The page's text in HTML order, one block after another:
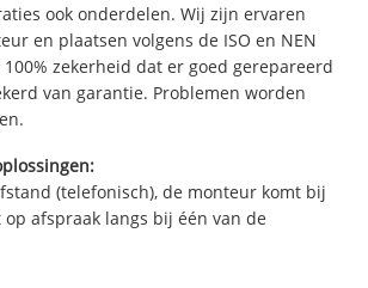
ook onderdelen. Wij zijn ervaren
en plaatsen volgens de ISO en NEN
zekerheid dat er goed gerepareerd
van garantie. Problemen worden
(telefonisch), de monteur komt bij
afspraak langs bij één van de